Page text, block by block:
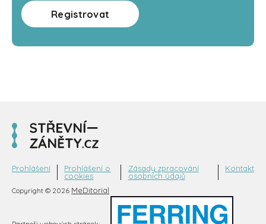
Registrovat
Copyright © 2026 MeDitorial
Prohlášení
Prohlášení o
cookies
Zásady zpracování
osobních údajů
Kontakt